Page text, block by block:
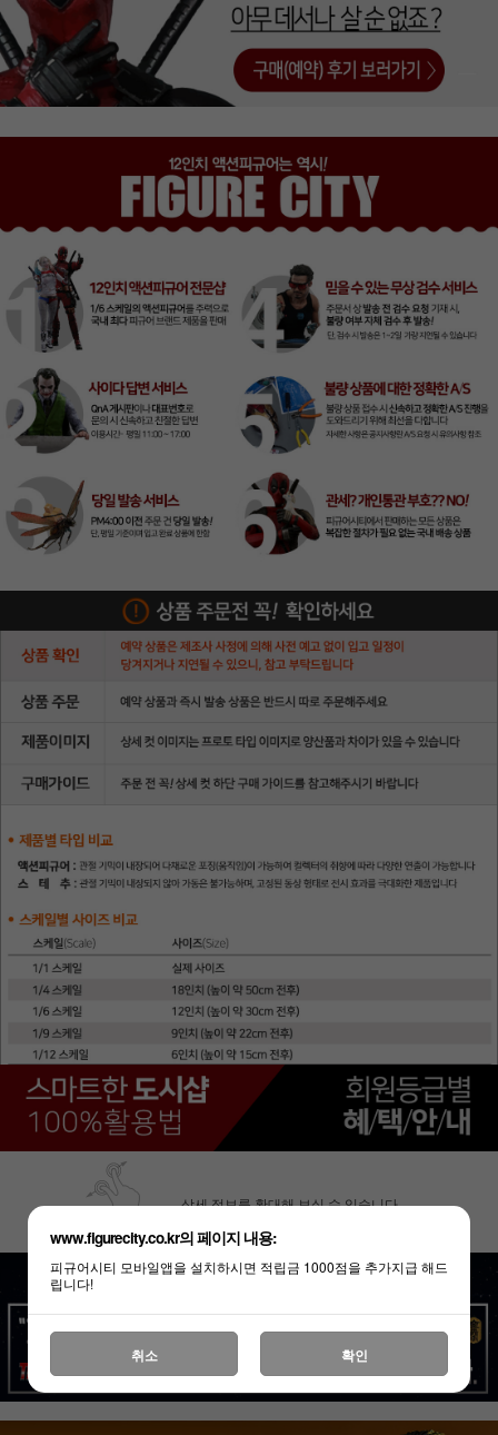
상세 정보를 확대해 보실 수 있습니다.
www.figurecity.co.kr의 페이지 내용:
피규어시티 모바일앱을 설치하시면 적립금 1000점을 추가지급 해드
립니다!
취소 확인